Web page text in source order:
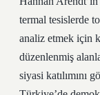
termal tesislerde
analiz etmek için
düzenlenmiş
siyasi katılımını